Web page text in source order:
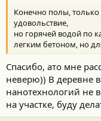
и
:
Конечно полы, только
удовольствие,
но горячей водой по
легким бетоном, но
Спасибо, ато мне
неверю)) В деревне
нанотехнологий не
на участке, буду